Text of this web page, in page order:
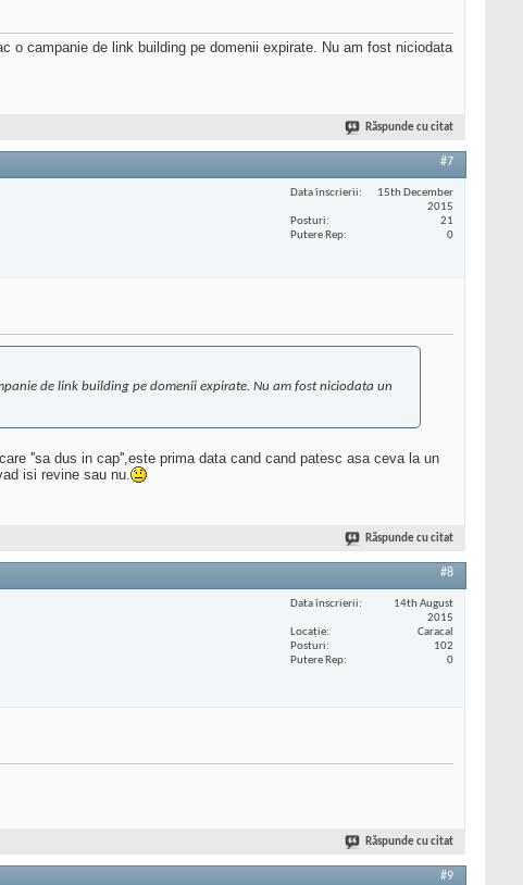
o campanie de link building pe domenii expirate. Nu am fost niciodata
Răspunde cu citat
#7
Data înscrierii
15th December
2015
Posturi
21
Putere Rep
0
de link building pe domenii expirate. Nu am fost niciodata un
''sa dus in cap'',este prima data cand cand patesc asa ceva la un
isi revine sau nu.
Răspunde cu citat
#8
Data înscrierii
14th August
2015
Locaţie
Caracal
Posturi
102
Putere Rep
0
Răspunde cu citat
#9